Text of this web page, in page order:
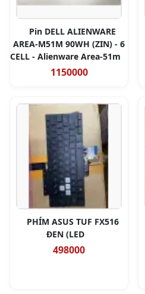
Pin DELL ALIENWARE
AREA-M51M 90WH (ZIN) - 6
CELL - Alienware Area-51m
1150000
PHÍM ASUS TUF FX516
ĐEN (LED
498000